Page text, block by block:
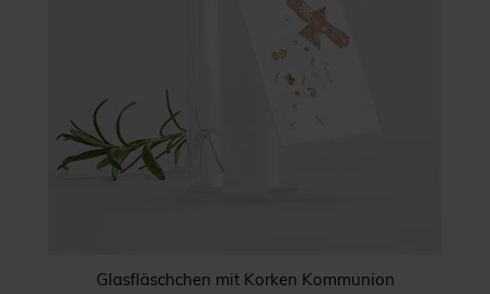
Glasfläschchen mit Korken Kommunion